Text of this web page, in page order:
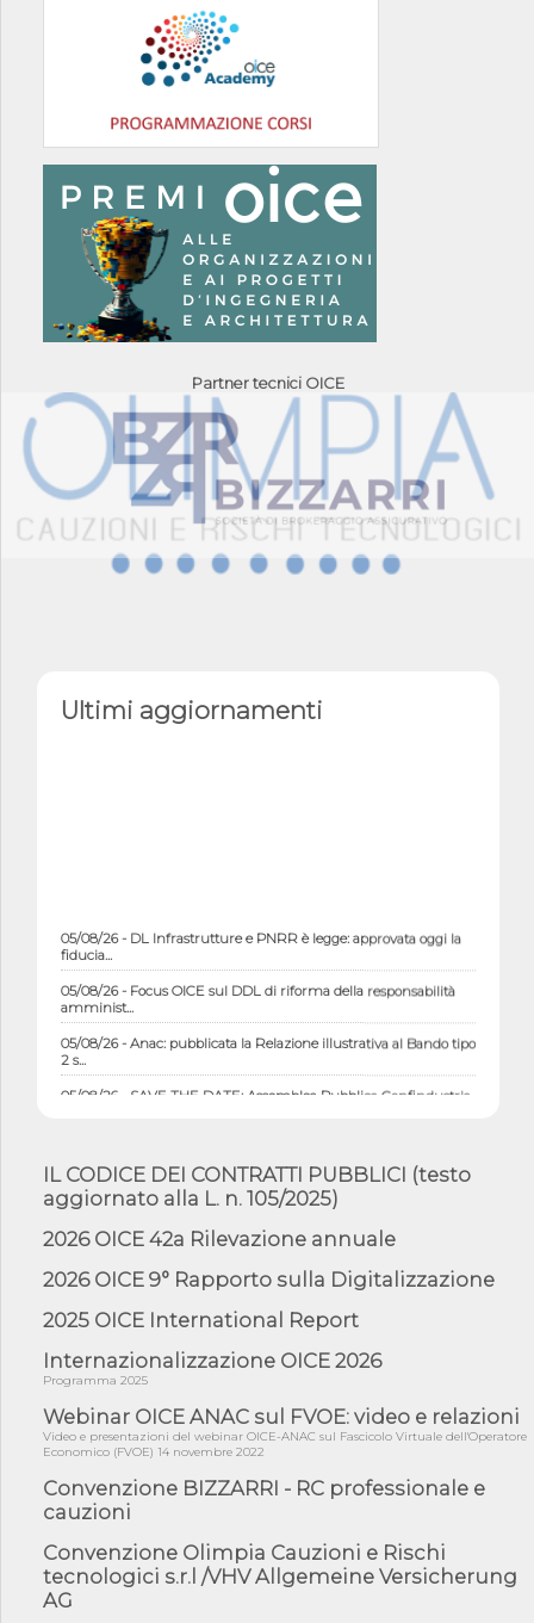
Partner tecnici OICE
Ultimi aggiornamenti
05/08/26 - DL Infrastrutture e PNRR è legge: approvata oggi la
fiducia...
05/08/26 - Focus OICE sul DDL di riforma della responsabilità
amminist...
05/08/26 - Anac: pubblicata la Relazione illustrativa al Bando tipo
2 s...
05/08/26 - SAVE THE DATE: Assemblea Pubblica Confindustria
05/08/26 - Lettera OICE per il bando della Giunta Regionale della
Campa...
04/08/26 - DL PA: previste cancellazioni da elenchi professionisti
COP31, An...
04/08/26 - CdS, project financing: progetto di fattibilità da
impugnar...
04/08/26 - Rapporto Anac corruzione 2020-2026: procedimenti
penali per ...
04/08/26 - CdS: partecipazione alla gara non equivale ad
04/08/26 - DL Infrastrutture approvato alla Camera, passa ora al
03/08/26 - TAR Piemonte: RUP può avvalersi di consulente
esterno per v...
IL CODICE DEI CONTRATTI PUBBLICI (testo
aggiornato alla L. n. 105/2025)
2026 OICE 42a Rilevazione annuale
2026 OICE 9° Rapporto sulla Digitalizzazione
2025 OICE International Report
Internazionalizzazione OICE 2026
Programma 2025
Webinar OICE ANAC sul FVOE: video e relazioni
Video e presentazioni del webinar OICE-ANAC sul Fascicolo Virtuale dell'Operatore
Economico (FVOE) 14 novembre 2022
Convenzione BIZZARRI - RC professionale e
cauzioni
Convenzione Olimpia Cauzioni e Rischi
tecnologici s.r.l /VHV Allgemeine Versicherung
AG